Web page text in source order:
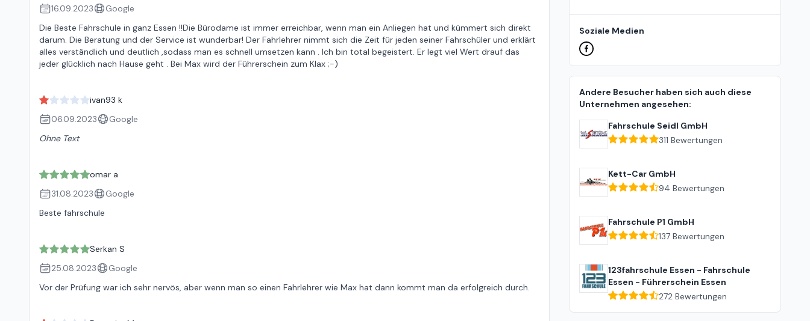
16.09.2023
Google
Die Beste Fahrschule in ganz Essen !!Die Bürodame ist immer erreichbar, wenn man ein Anliegen hat und kümmert sich direkt
darum. Die Beratung und der Service ist wunderbar! Der Fahrlehrer nimmt sich die Zeit für jeden seiner Fahrschüler und erklärt
alles verständlich und deutlich ,sodass man es schnell umsetzen kann . Ich bin total begeistert. Er legt viel Wert drauf das
jeder glücklich nach Hause geht . Bei Max wird der Führerschein zum Klax ;-)
ivan93 k
06.09.2023
Google
Ohne Text
omar a
31.08.2023
Google
Beste fahrschule
Serkan S
25.08.2023
Google
Vor der Prüfung war ich sehr nervös, aber wenn man so einen Fahrlehrer wie Max hat dann kommt man da erfolgreich durch.
Soziale Medien
Andere Besucher haben sich auch diese
Unternehmen angesehen:
Fahrschule Seidl GmbH
311 Bewertungen
Kett-Car GmbH
94 Bewertungen
Fahrschule P1 GmbH
137 Bewertungen
123fahrschule Essen - Fahrschule
Essen - Führerschein Essen
272 Bewertungen